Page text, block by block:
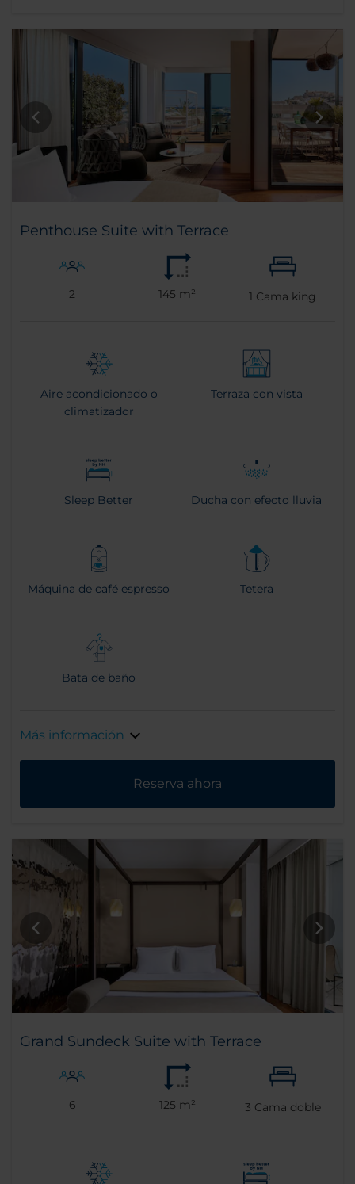
Penthouse Suite with Terrace
2 145 m² 1 Cama king
Aire acondicionado o
climatizador
Terraza con vista
Sleep Better Ducha con efecto lluvia
Máquina de café espresso Tetera
Bata de baño
Más información
Reserva ahora
Grand Sundeck Suite with Terrace
6 125 m² 3 Cama doble